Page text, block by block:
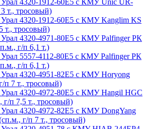
Урал 4320-1912-60Е5 с КМУ Unic UR-
т., тросовый)
Урал 4320-1912-60Е5 с КМУ Kanglim KS
т., тросовый)
Урал 4320-4971-80Е5 с КМУ Palfinger РК
г/п 6,1 т.)
Урал 5557-4112-80Е5 с КМУ Palfinger РК
г/п 6,1 т.)
Урал 4320-4951-82Е5 с КМУ Horyong
п 7 т., тросовый)
Урал 4320-4972-80Е5 с КМУ Hangil HGC
г/п 7,5 т., тросовый)
Урал 4320-4972-82Е5 с КМУ DongYang
г/п 7 т., тросовый)